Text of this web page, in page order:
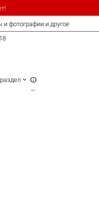
фотографии и другое
раздел  
—